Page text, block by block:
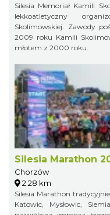
Silesia Memoriał Kamili
lekkoatletyczny
Skolimowskiej. Zawody
2009 roku Kamili
młotem z 2000 roku.
Silesia Marathon
Chorzów
2.28 km
Silesia Marathon
Katowic, Mysłowic,